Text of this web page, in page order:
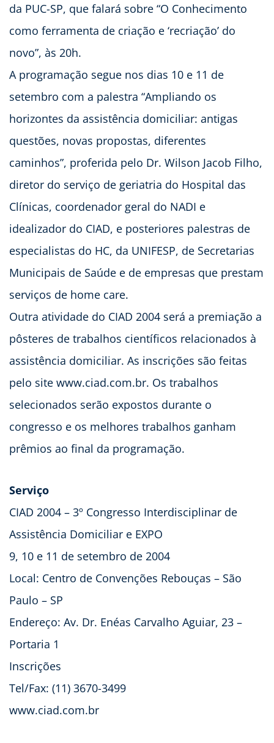
da PUC-SP, que falará sobre “O Conhecimento
como ferramenta de criação e ‘recriação’ do
novo”, às 20h.
A programação segue nos dias 10 e 11 de
setembro com a palestra “Ampliando os
horizontes da assistência domiciliar: antigas
questões, novas propostas, diferentes
caminhos”, proferida pelo Dr. Wilson Jacob Filho,
diretor do serviço de geriatria do Hospital das
Clínicas, coordenador geral do NADI e
idealizador do CIAD, e posteriores palestras de
especialistas do HC, da UNIFESP, de Secretarias
Municipais de Saúde e de empresas que prestam
serviços de home care.
Outra atividade do CIAD 2004 será a premiação a
pôsteres de trabalhos científicos relacionados à
assistência domiciliar. As inscrições são feitas
pelo site www.ciad.com.br. Os trabalhos
selecionados serão expostos durante o
congresso e os melhores trabalhos ganham
prêmios ao final da programação.
Serviço
CIAD 2004 – 3º Congresso Interdisciplinar de
Assistência Domiciliar e EXPO
9, 10 e 11 de setembro de 2004
Local: Centro de Convenções Rebouças – São
Paulo – SP
Endereço: Av. Dr. Enéas Carvalho Aguiar, 23 –
Portaria 1
Inscrições
Tel/Fax: (11) 3670-3499
www.ciad.com.br